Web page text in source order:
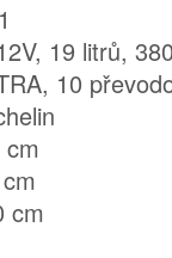
19 litrů,
10
cm
cm